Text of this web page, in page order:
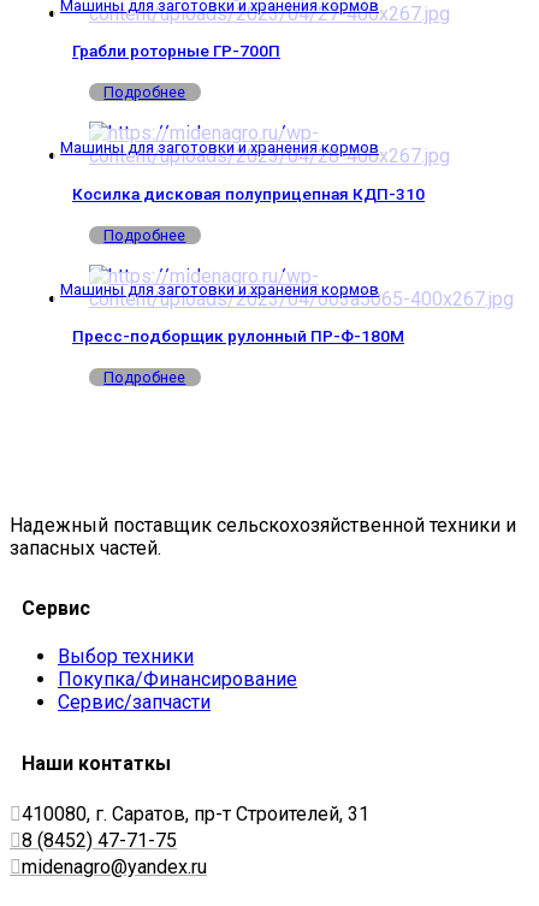
Машины для заготовки и хранения кормов
Грабли роторные ГР-700П
Подробнее
Машины для заготовки и хранения кормов
Косилка дисковая полуприцепная КДП-310
Подробнее
Машины для заготовки и хранения кормов
Пресс-подборщик рулонный ПР-Ф-180М
Подробнее
Надежный поставщик сельскохозяйственной техники и
запасных частей.
Сервис
Выбор техники
Покупка/Финансирование
Сервис/запчасти
Наши контаткы
410080, г. Саратов, пр-т Строителей, 31
8 (8452) 47-71-75
midenagro@yandex.ru